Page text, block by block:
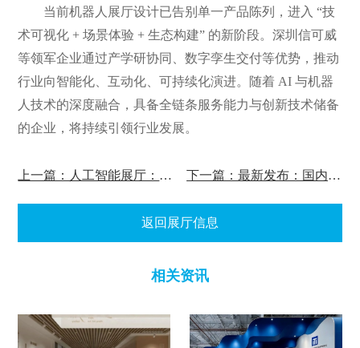
当前机器人展厅设计已告别单一产品陈列，进入 “技
术可视化 + 场景体验 + 生态构建” 的新阶段。深圳信可威
等领军企业通过产学研协同、数字孪生交付等优势，推动
行业向智能化、互动化、可持续化演进。随着 AI 与机器
人技术的深度融合，具备全链条服务能力与创新技术储备
的企业，将持续引领行业发展。
上一篇：人工智能展厅：国内十大展厅设计公司及行业趋势深度解析 下一篇：最新发布：国内新材料展厅设计公司排行及行业趋势深度解析
返回展厅信息
相关资讯